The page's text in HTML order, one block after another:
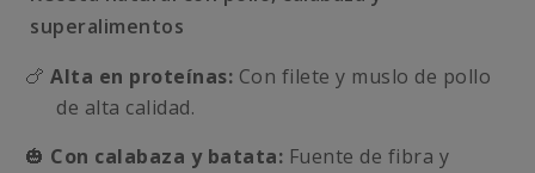
superalimentos
🍗 Alta en proteínas: Con filete y muslo de pollo
de alta calidad.
🎃 Con calabaza y batata: Fuente de fibra y